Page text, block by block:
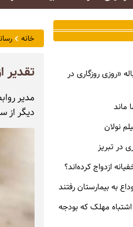
خانه
تقدیر
مدیر
دیگر از
«روزی روزگاری در
ماند
نولان
در تبریز
ازدواج کرده‌اند؟
به بیمارستان رفتند
پشت‌پرده بازار لوله استیل؛ ۵ اشتباه مهلک که بودجه